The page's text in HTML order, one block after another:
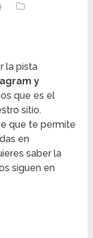
la pista
y
que es el
sitio.
que te permite
en
saber la
siguen en